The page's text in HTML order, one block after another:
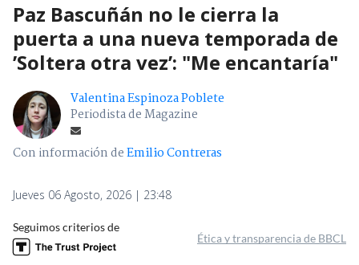
Paz Bascuñán no le cierra la
puerta a una nueva temporada de
’Soltera otra vez’: "Me encantaría"
Valentina Espinoza Poblete
Periodista de Magazine
Con información deEmilio Contreras
Jueves 06 Agosto, 2026 | 23:48
Seguimos criterios de
Ética y transparencia de BBCL